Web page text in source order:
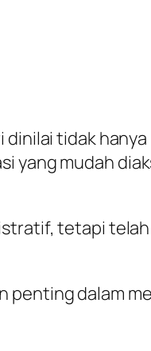
dinilai tidak
yang mudah
tetapi
penting dalam